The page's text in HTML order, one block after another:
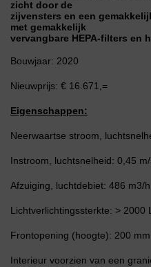
zicht door de
zijvensters en een
met gemakkelijk
vervangbare HEPA-filters en
Bouwjaar: 2020
Nieuwprijs: € 16.671,=
Eigenschappen:
Neerwaartse stroom,
Instroom, luchtsnelheid: 0,45
Afzuiging, luchtdebiet: 486 m3/h
Lichtverlichtingssterkte: > 2000
Frontopening (hoogte): 200
Interieur voorzien van een